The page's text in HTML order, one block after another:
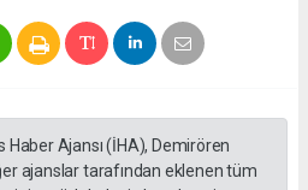
Haber Ajansı (İHA), Demirören
ajanslar tarafından eklenen tüm